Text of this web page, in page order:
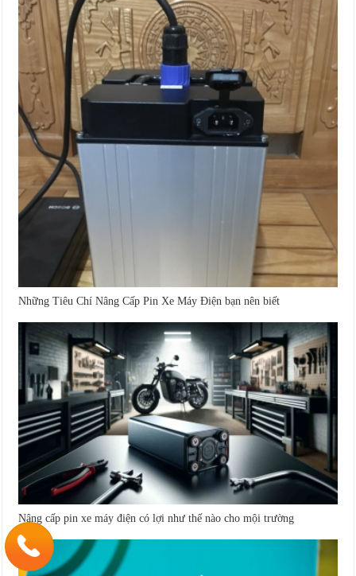
Những Tiêu Chí Nâng Cấp Pin Xe Máy Điện bạn nên biết
Nâng cấp pin xe máy điện có lợi như thế nào cho mội trường